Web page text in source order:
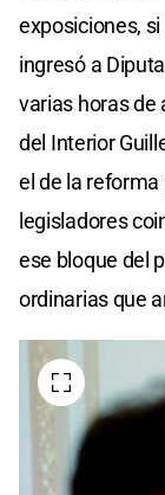
exposiciones,
ingresó a
varias horas de
del Interior
el de la
legisladores
ese bloque del
ordinarias que